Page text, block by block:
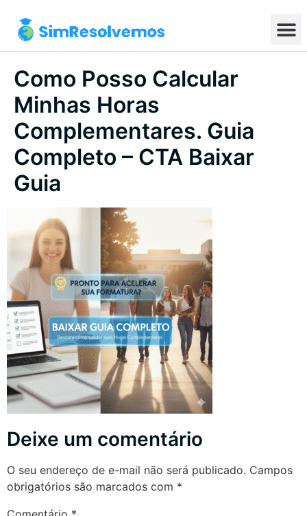
Como Posso Calcular
Minhas Horas
Complementares. Guia
Completo – CTA Baixar
Guia
Deixe um comentário
O seu endereço de e-mail não será publicado. Campos
obrigatórios são marcados com *